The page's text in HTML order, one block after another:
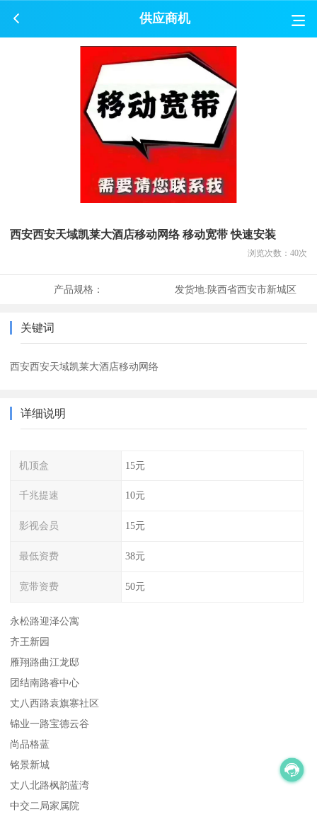
供应商机
西安西安天域凯莱大酒店移动网络 移动宽带 快速安装
浏览次数： 40次
产品规格： 发货地:陕西省西安市新城区
关键词
西安西安天域凯莱大酒店移动网络
详细说明
机顶盒 15元
千兆提速 10元
影视会员 15元
最低资费 38元
宽带资费 50元
永松路迎泽公寓
齐王新园
雁翔路曲江龙邸
团结南路睿中心
丈八西路袁旗寨社区
锦业一路宝德云谷
尚品格蓝
铭景新城
丈八北路枫韵蓝湾
中交二局家属院